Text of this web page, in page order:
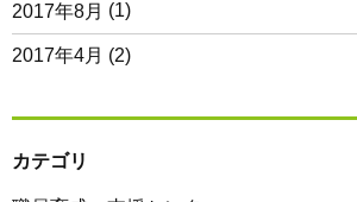
2017年8月 (1)
2017年4月 (2)
カテゴリ